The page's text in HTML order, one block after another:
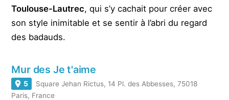
Toulouse-Lautrec, qui s’y cachait pour créer avec
son style inimitable et se sentir à l’abri du regard
des badauds.
Mur des Je t'aime
5
Square Jehan Rictus, 14 Pl. des Abbesses, 75018
Paris, France